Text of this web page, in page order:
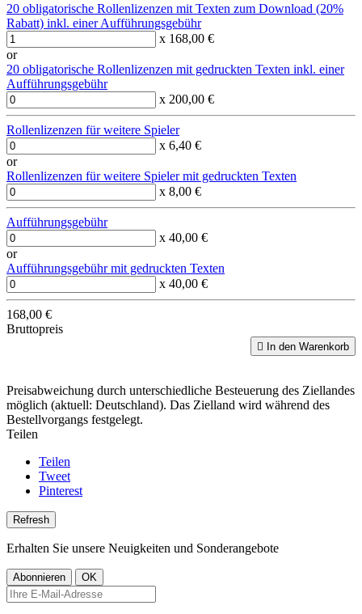
20 obligatorische Rollenlizenzen mit Texten zum Download (20%
Rabatt) inkl. einer Aufführungsgebühr
x 168,00 €
or
20 obligatorische Rollenlizenzen mit gedruckten Texten inkl. einer
Aufführungsgebühr
x 200,00 €
Rollenlizenzen für weitere Spieler
x 6,40 €
or
Rollenlizenzen für weitere Spieler mit gedruckten Texten
x 8,00 €
Aufführungsgebühr
x 40,00 €
or
Aufführungsgebühr mit gedruckten Texten
x 40,00 €
168,00 €
Bruttopreis
 In den Warenkorb
Preisabweichung durch unterschiedliche Besteuerung des Ziellandes
möglich (aktuell: Deutschland). Das Zielland wird während des
Bestellvorgangs festgelegt.
Teilen
Teilen
Tweet
Pinterest
Erhalten Sie unsere Neuigkeiten und Sonderangebote